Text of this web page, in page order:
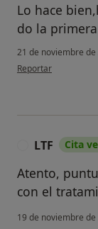
Lo hace
do la
21 de noviembre de
en opinión del
Reportar
LTF Cita
Atento,
con el
19 de noviembre de